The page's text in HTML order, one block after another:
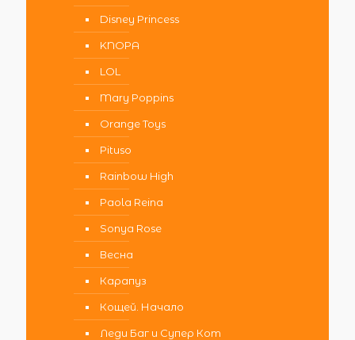
Disney Princess
KNOPA
LOL
Mary Poppins
Orange Toys
Pituso
Rainbow High
Paola Reina
Sonya Rose
Весна
Карапуз
Кощей. Начало
Леди Баг и Супер Кот